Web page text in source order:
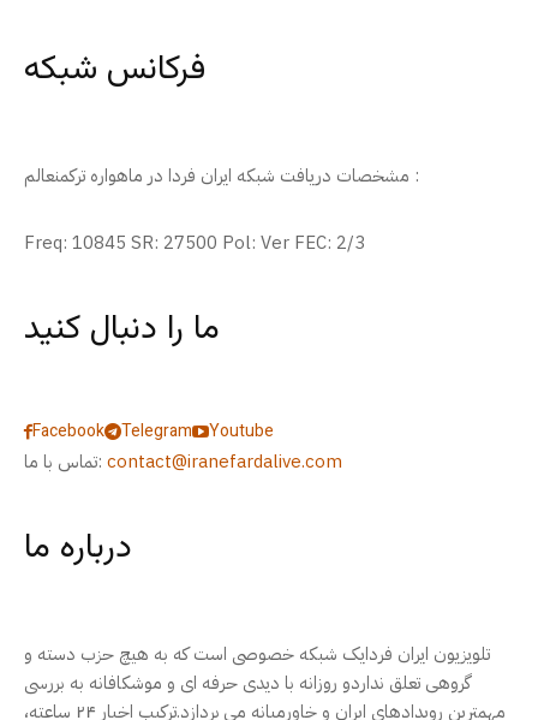
فرکانس شبکه
مشخصات دریافت شبکه ایران فردا در ماهواره ترکمنعالم :
Freq: 10845 SR: 27500 Pol: Ver FEC: 2/3
ما را دنبال کنید
Facebook Telegram
Youtube
تماس با ما: contact@iranefardalive.com
درباره ما
تلویزیون ایران فردایک شبکه خصوصی است که به هیچ حزب دسته و
گروهی تعلق نداردو روزانه با دیدی حرفه ای و موشکافانه به بررسی
مهمترین رویدادهای ایران و خاورمیانه می پردازد.ترکیب اخبار ۲۴ ساعته،